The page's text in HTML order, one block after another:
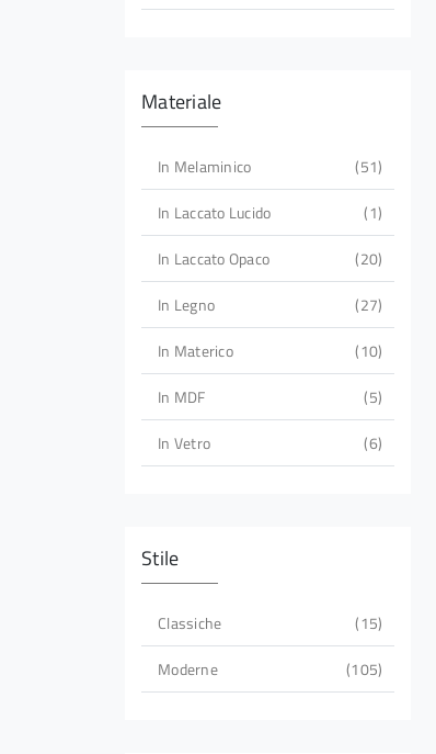
Materiale
In Melaminico
51
In Laccato Lucido
1
In Laccato Opaco
20
In Legno
27
In Materico
10
In MDF
5
In Vetro
6
Stile
Classiche
15
Moderne
105